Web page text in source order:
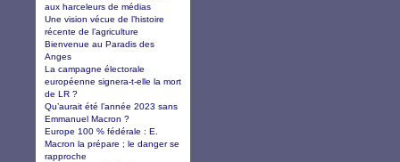
aux harceleurs de médias
Une vision vécue de l’histoire
récente de l’agriculture
Bienvenue au Paradis des
Anges
La campagne électorale
européenne signera-t-elle la mort
de LR ?
Qu’aurait été l’année 2023 sans
Emmanuel Macron ?
Europe 100 % fédérale : E.
Macron la prépare ; le danger se
rapproche